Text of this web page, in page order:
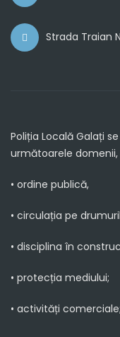
Strada Traian
Poliția Locală Galați
următoarele domenii,
• ordine publică,
• circulația pe
• disciplina în
• protecția mediului;
• activități comerciale;